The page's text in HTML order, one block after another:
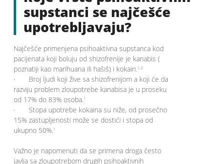
supstanci se najčešće
upotrebljavaju?
Najčešće primenjena psihoaktivna supstanca kod
pacijenata koji boluju od shizofrenije je kanabis (
poznatiji kao marihuana ili hašiš) i kokain.1,2
· Broj ljudi koji žive sa shizofrenijom a koji će da
razviju problem zloupotrebe kanabisa je u proseku
od 17% do 83% osoba.1
· Stopa upotrebe kokaina su niže, od prosečno
15% zastupljenosti može se dostići i stopa od
ukupno 50%.1
Važno je napomenuti da se primena droga često
javlja sa zloupotrebom drugih psihoaktivnih